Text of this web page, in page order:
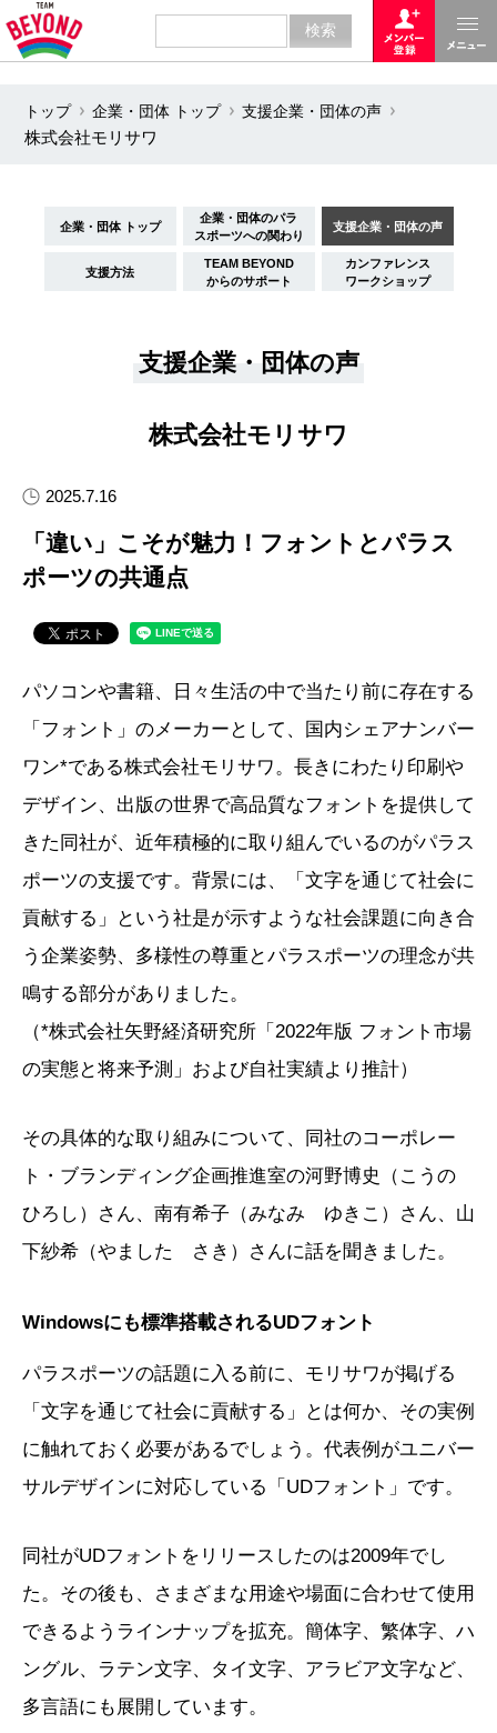
トップ 企業・団体 トップ
支援企業・団体の声
株式会社モリサワ
企業・団体 トップ
企業・団体のパラ
スポーツへの関わり
支援企業・団体の声
支援方法
TEAM BEYOND
からのサポート
カンファレンス
ワークショップ
支援企業・団体の声
株式会社モリサワ
2025.7.16
「違い」こそが魅力！フォントとパラス
ポーツの共通点
パソコンや書籍、日々生活の中で当たり前に存在する
「フォント」のメーカーとして、国内シェアナンバー
ワン*である株式会社モリサワ。長きにわたり印刷や
デザイン、出版の世界で高品質なフォントを提供して
きた同社が、近年積極的に取り組んでいるのがパラス
ポーツの支援です。背景には、「文字を通じて社会に
貢献する」という社是が示すような社会課題に向き合
う企業姿勢、多様性の尊重とパラスポーツの理念が共
鳴する部分がありました。
（*株式会社矢野経済研究所「2022年版 フォント市場
の実態と将来予測」および自社実績より推計）
その具体的な取り組みについて、同社のコーポレー
ト・ブランディング企画推進室の河野博史（こうの
ひろし）さん、南有希子（みなみ ゆきこ）さん、山
下紗希（やました さき）さんに話を聞きました。
Windowsにも標準搭載されるUDフォント
パラスポーツの話題に入る前に、モリサワが掲げる
「文字を通じて社会に貢献する」とは何か、その実例
に触れておく必要があるでしょう。代表例がユニバー
サルデザインに対応している「UDフォント」です。
同社がUDフォントをリリースしたのは2009年でし
た。その後も、さまざまな用途や場面に合わせて使用
できるようラインナップを拡充。簡体字、繁体字、ハ
ングル、ラテン文字、タイ文字、アラビア文字など、
多言語にも展開しています。